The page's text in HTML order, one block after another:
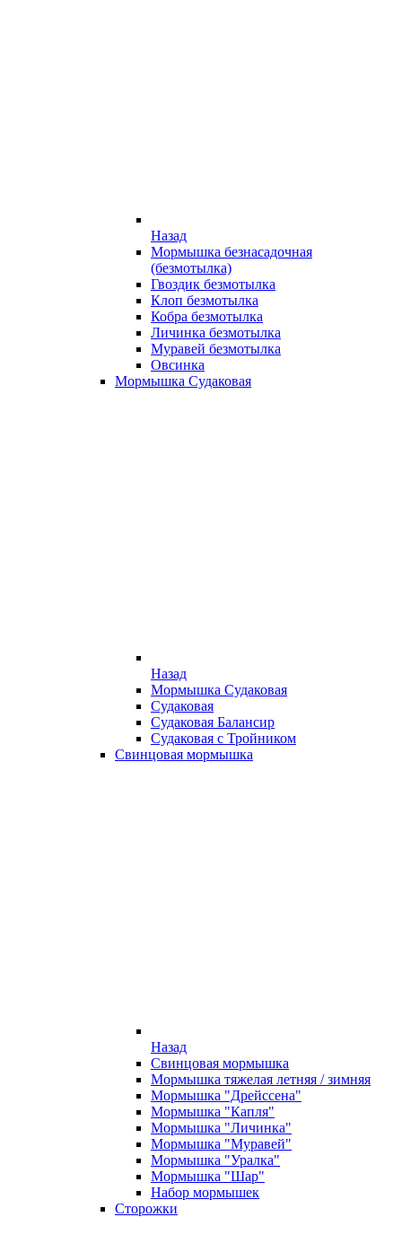
Назад
Мормышка безнасадочная
(безмотылка)
Гвоздик безмотылка
Клоп безмотылка
Кобра безмотылка
Личинка безмотылка
Муравей безмотылка
Овсинка
Мормышка Судаковая
Назад
Мормышка Судаковая
Судаковая
Судаковая Балансир
Судаковая с Тройником
Свинцовая мормышка
Назад
Свинцовая мормышка
Мормышка тяжелая летняя / зимняя
Мормышка "Дрейссена"
Мормышка "Капля"
Мормышка "Личинка"
Мормышка "Муравей"
Мормышка "Уралка"
Мормышка "Шар"
Набор мормышек
Сторожки